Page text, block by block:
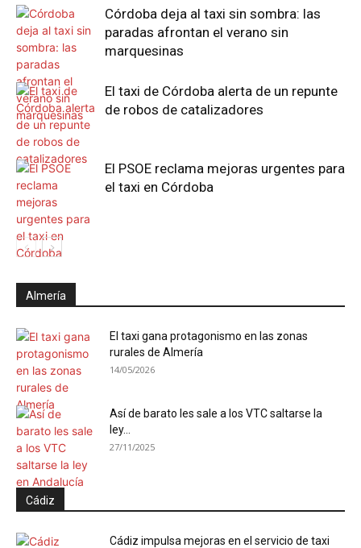
Córdoba deja al taxi sin sombra: las
paradas afrontan el verano sin
marquesinas
El taxi de Córdoba alerta de un repunte
de robos de catalizadores
El PSOE reclama mejoras urgentes para
el taxi en Córdoba
Almería
El taxi gana protagonismo en las zonas
rurales de Almería
14/05/2026
Así de barato les sale a los VTC saltarse la
ley...
27/11/2025
Cádiz
Cádiz impulsa mejoras en el servicio de taxi